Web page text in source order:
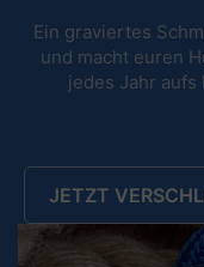
Ein graviertes
und macht euren
jedes Jahr
JETZT